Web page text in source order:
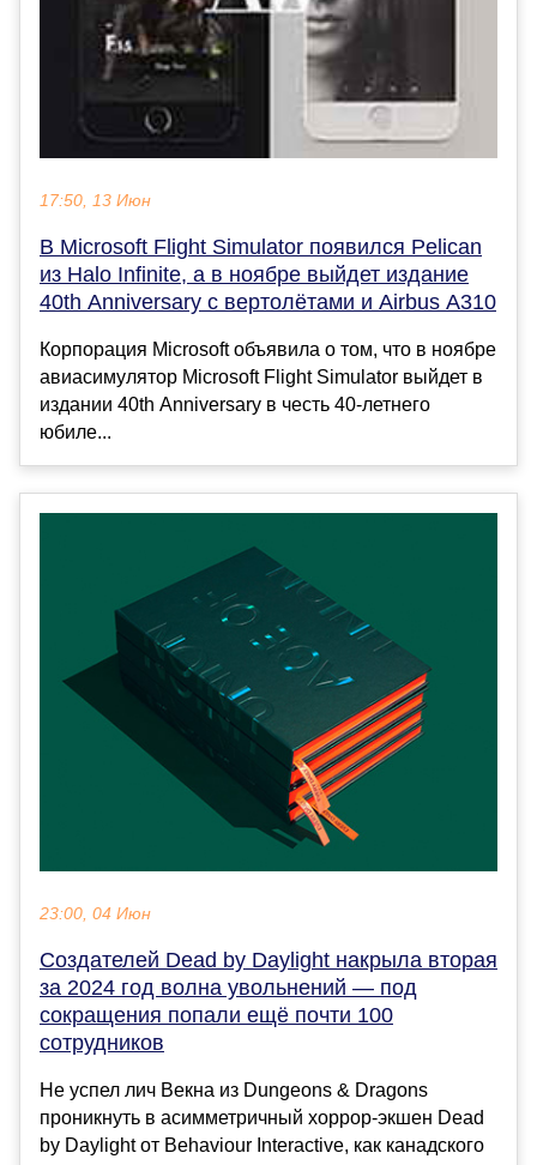
17:50, 13 Июн
В Microsoft Flight Simulator появился Pelican
из Halo Infinite, а в ноябре выйдет издание
40th Anniversary с вертолётами и Airbus A310
Корпорация Microsoft объявила о том, что в ноябре
авиасимулятор Microsoft Flight Simulator выйдет в
издании 40th Anniversary в честь 40-летнего
юбиле...
23:00, 04 Июн
Создателей Dead by Daylight накрыла вторая
за 2024 год волна увольнений — под
сокращения попали ещё почти 100
сотрудников
Не успел лич Векна из Dungeons & Dragons
проникнуть в асимметричный хоррор-экшен Dead
by Daylight от Behaviour Interactive, как канадского